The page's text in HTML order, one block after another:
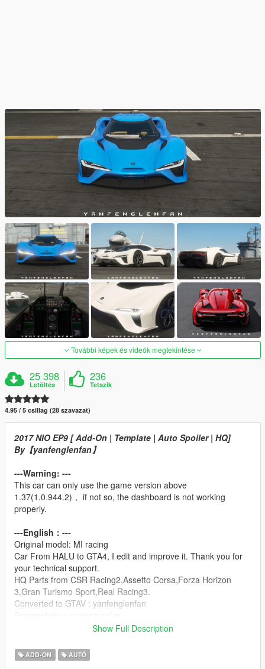
További képek és videók megtekintése
25 398
Letöltés
236
Tetszik
4.95 / 5 csillag (28 szavazat)
2017 NIO EP9 [ Add-On | Template | Auto Spoiler | HQ]
By【yanfenglenfan】
---Warning: ---
This car can only use the game version above
1.37(1.0.944.2)， if not so, the dashboard is not working
properly.
---English：---
Original model: MI racing
Car From HALU to GTA4, I edit and improve it. Thank you for
your technical support.
HQ Parts from CSR Racing2,Assetto Corsa,Forza Horizon
3,Gran Turismo Sport,Real Racing3.
Converted to GTAV : yanfenglenfan
V2.6
-Fixed the problem of abnormal display of vehicle name
Show Full Description
ADD-ON AUTÓ